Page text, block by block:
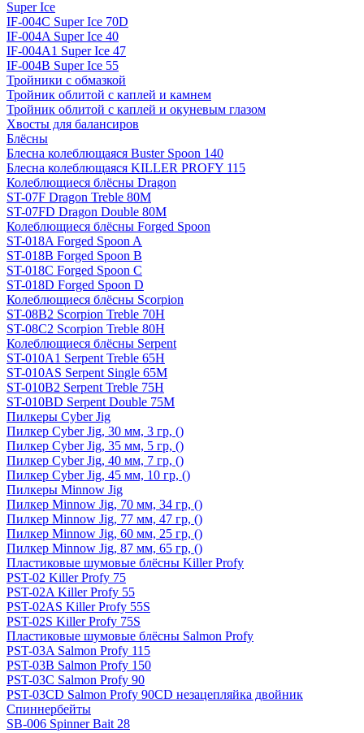
Super Ice
IF-004C Super Ice 70D
IF-004A Super Ice 40
IF-004A1 Super Ice 47
IF-004B Super Ice 55
Тройники с обмазкой
Тройник облитой с каплей и камнем
Тройник облитой с каплей и окуневым глазом
Хвосты для балансиров
Блёсны
Блесна колеблющаяся Buster Spoon 140
Блесна колеблющаяся KILLER PROFY 115
Колеблющиеся блёсны Dragon
ST-07F Dragon Treble 80M
ST-07FD Dragon Double 80M
Колеблющиеся блёсны Forged Spoon
ST-018A Forged Spoon A
ST-018B Forged Spoon B
ST-018C Forged Spoon C
ST-018D Forged Spoon D
Колеблющиеся блёсны Scorpion
ST-08B2 Scorpion Treble 70H
ST-08C2 Scorpion Treble 80H
Колеблющиеся блёсны Serpent
ST-010A1 Serpent Treble 65H
ST-010AS Serpent Single 65M
ST-010B2 Serpent Treble 75H
ST-010BD Serpent Double 75M
Пилкеры Cyber Jig
Пилкер Cyber Jig, 30 мм, 3 гр, ()
Пилкер Cyber Jig, 35 мм, 5 гр, ()
Пилкер Cyber Jig, 40 мм, 7 гр, ()
Пилкер Cyber Jig, 45 мм, 10 гр, ()
Пилкеры Minnow Jig
Пилкер Minnow Jig, 70 мм, 34 гр, ()
Пилкер Minnow Jig, 77 мм, 47 гр, ()
Пилкер Minnow Jig, 60 мм, 25 гр, ()
Пилкер Minnow Jig, 87 мм, 65 гр, ()
Пластиковые шумовые блёсны Killer Profy
PST-02 Killer Profy 75
PST-02A Killer Profy 55
PST-02AS Killer Profy 55S
PST-02S Killer Profy 75S
Пластиковые шумовые блёсны Salmon Profy
PST-03A Salmon Profy 115
PST-03B Salmon Profy 150
PST-03C Salmon Profy 90
PST-03CD Salmon Profy 90CD незацепляйка двойник
Спиннербейты
SB-006 Spinner Bait 28